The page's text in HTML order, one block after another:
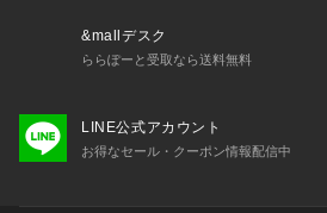
&mallデスク
ららぽーと受取なら送料無料
LINE公式アカウント
お得なセール・クーポン情報配信中